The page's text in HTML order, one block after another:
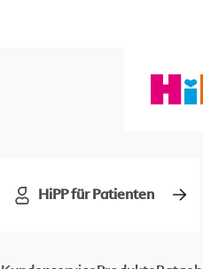
HiPP für Patienten